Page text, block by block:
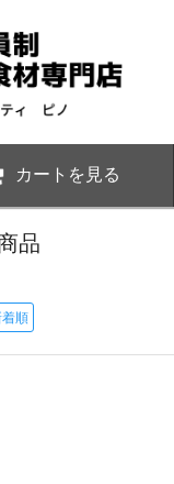
カートを見る
品
順